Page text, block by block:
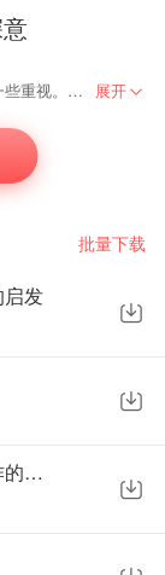
同学们，你们重视名著的阅读与学习吗？最好能多一些重视。因为名著可以增加文学修养，还因为与名著相关的试题会在未来的考试中会出现。比如2017年北京高考语文题里就有“用花来形容红楼梦里的一个人物”。这道题有六分之多呢。 无论哪一种需求，都值得重视名著。 本专栏帮助你在名著中读出深意。本专栏想告诉同学们：只有站在作者如何创作作品的角度阅读名著，才能读出真正的深意。 展开
批量下载
发
名著精髓（2）朝花夕拾带给作文写作的启示